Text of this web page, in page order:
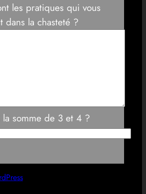
les pratiques qui vous
dans la chasteté ?
la somme de 3 et 4 ?